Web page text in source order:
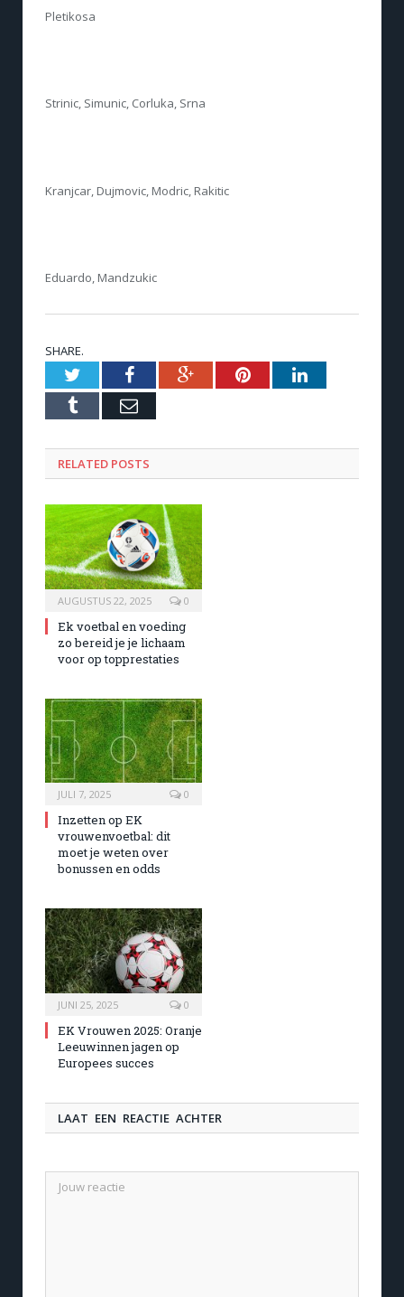
Pletikosa
Strinic, Simunic, Corluka, Srna
Kranjcar, Dujmovic, Modric, Rakitic
Eduardo, Mandzukic
SHARE.
TwitterFacebookGoogle+PinterestLinkedIn
Tumblr Email
RELATED POSTS
AUGUSTUS 22, 2025 0
Ek voetbal en voeding
zo bereid je je lichaam
voor op topprestaties
JULI 7, 2025 0
Inzetten op EK
vrouwenvoetbal: dit
moet je weten over
bonussen en odds
JUNI 25, 2025 0
EK Vrouwen 2025: Oranje
Leeuwinnen jagen op
Europees succes
LAAT EEN REACTIE ACHTER